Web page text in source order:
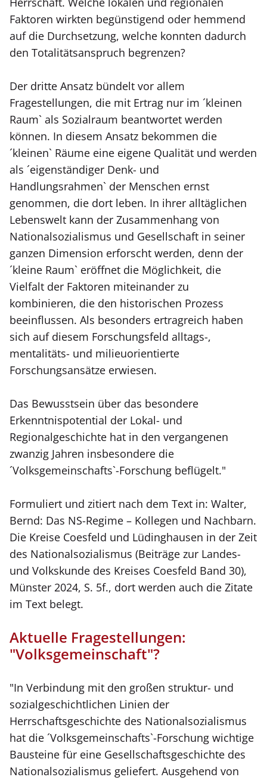
Faktoren wirkten begünstigend oder hemmend
auf die Durchsetzung, welche konnten dadurch
den Totalitätsanspruch begrenzen?
Der dritte Ansatz bündelt vor allem
Fragestellungen, die mit Ertrag nur im ´kleinen
Raum` als Sozialraum beantwortet werden
können. In diesem Ansatz bekommen die
´kleinen` Räume eine eigene Qualität und werden
als ´eigenständiger Denk- und
Handlungsrahmen` der Menschen ernst
genommen, die dort leben. In ihrer alltäglichen
Lebenswelt kann der Zusammenhang von
Nationalsozialismus und Gesellschaft in seiner
ganzen Dimension erforscht werden, denn der
´kleine Raum` eröffnet die Möglichkeit, die
Vielfalt der Faktoren miteinander zu
kombinieren, die den historischen Prozess
beeinflussen. Als besonders ertragreich haben
sich auf diesem Forschungsfeld alltags-,
mentalitäts- und milieuorientierte
Forschungsansätze erwiesen.
Das Bewusstsein über das besondere
Erkenntnispotential der Lokal- und
Regionalgeschichte hat in den vergangenen
zwanzig Jahren insbesondere die
´Volksgemeinschafts`-Forschung beflügelt."
Formuliert und zitiert nach dem Text in: Walter,
Bernd: Das NS-Regime – Kollegen und Nachbarn.
Die Kreise Coesfeld und Lüdinghausen in der Zeit
des Nationalsozialismus (Beiträge zur Landes-
und Volkskunde des Kreises Coesfeld Band 30),
Münster 2024, S. 5f., dort werden auch die Zitate
im Text belegt.
Aktuelle Fragestellungen:
"Volksgemeinschaft"?
"In Verbindung mit den großen struktur- und
sozialgeschichtlichen Linien der
Herrschaftsgeschichte des Nationalsozialismus
hat die ´Volksgemeinschafts`-Forschung wichtige
Bausteine für eine Gesellschaftsgeschichte des
Nationalsozialismus geliefert. Ausgehend von